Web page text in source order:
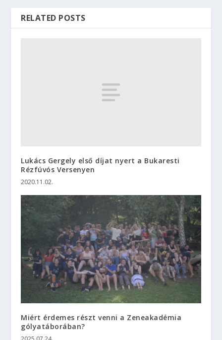
RELATED POSTS
Lukács Gergely első díjat nyert a Bukaresti
Rézfúvós Versenyen
2020.11.02.
Miért érdemes részt venni a Zeneakadémia
gólyatáborában?